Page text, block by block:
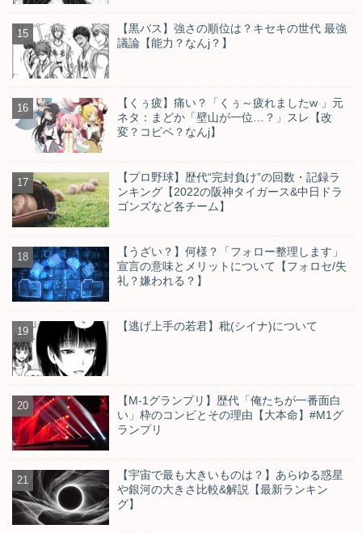
【黒バス】強さの順位は？キセキの世代 最強
議論【能力？なんj？】
【くぅ疲】痛い？「くぅ～疲れましたw 」元
ネタ：まどか「壁山が一位…？」スレ【改
変？コピペ？なんj】
【プロ野球】歴代“完封負け”の回数・記録ラ
ンキング【2022の阪神タイガース&中日ドラ
ゴンズなど各チーム】
【うざい？】何様？「フォロー整理します」
宣言の意味とメリットについて【フォロセ/失
礼？嫌われる？】
【逃げ上手の若君】秕(シイナ)について
【M-1グランプリ】歴代「俺たちが一番面白
い」枠のコンビとその理由【大本命】#M1グ
ランプリ
【宇宙で最も大きいものは？】あらゆる惑星
や銀河の大きさ比較&解説【最新ランキン
グ】